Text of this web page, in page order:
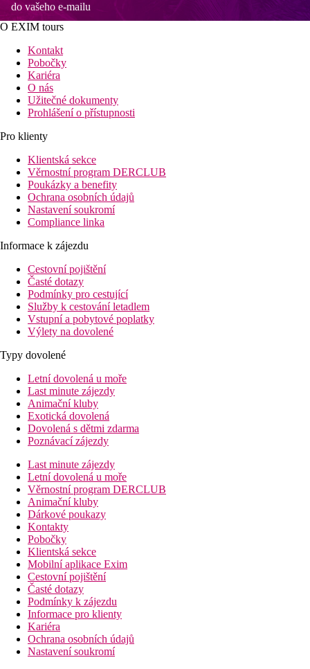
do vašeho e-mailu
O EXIM tours
Kontakt
Pobočky
Kariéra
O nás
Užitečné dokumenty
Prohlášení o přístupnosti
Pro klienty
Klientská sekce
Věrnostní program DERCLUB
Poukázky a benefity
Ochrana osobních údajů
Nastavení soukromí
Compliance linka
Informace k zájezdu
Cestovní pojištění
Časté dotazy
Podmínky pro cestující
Služby k cestování letadlem
Vstupní a pobytové poplatky
Výlety na dovolené
Typy dovolené
Letní dovolená u moře
Last minute zájezdy
Animační kluby
Exotická dovolená
Dovolená s dětmi zdarma
Poznávací zájezdy
Last minute zájezdy
Letní dovolená u moře
Věrnostní program DERCLUB
Animační kluby
Dárkové poukazy
Kontakty
Pobočky
Klientská sekce
Mobilní aplikace Exim
Cestovní pojištění
Časté dotazy
Podmínky k zájezdu
Informace pro klienty
Kariéra
Ochrana osobních údajů
Nastavení soukromí